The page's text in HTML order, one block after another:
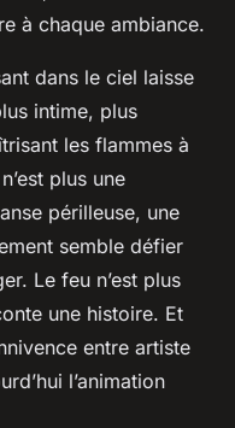
à chaque ambiance.
dans le ciel laisse
intime, plus
les flammes à
plus une
périlleuse, une
semble défier
Le feu n’est plus
une histoire. Et
entre artiste
l’animation